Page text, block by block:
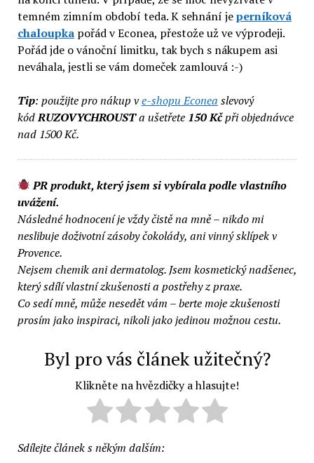
temném zimním období teda. K sehnání jeperníková
chaloupkapořád v Econea, přestože už ve výprodeji.
Pořád jde o vánoční limitku, tak bych s nákupem asi
neváhala, jestli se vám domeček zamlouvá :-)
Tip: použijte pro nákup ve-shopu Econea slevový
kódRUZOVYCHROUSTa ušetřete 150 Kčpři objednávce
nad 1500 Kč.
PR produkt, který jsem si vybírala podle vlastního
uvážení.
Následné hodnocení je vždy čistě na mně – nikdo mi
neslibuje doživotní zásoby čokolády, ani vinný sklípek v
Provence.
Nejsem chemik ani dermatolog. Jsem kosmetický nadšenec,
který sdílí vlastní zkušenosti a postřehy z praxe.
Co sedí mně, může nesedět vám – berte moje zkušenosti
prosím jako inspiraci, nikoli jako jedinou možnou cestu.
Byl pro vás článek užitečný?
Klikněte na hvězdičky a hlasujte!
Sdílejte článek s někým dalším: